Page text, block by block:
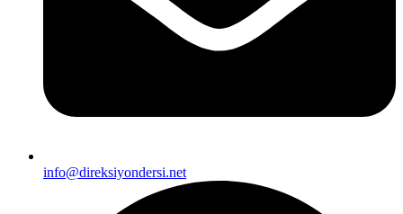
info@direksiyondersi.net